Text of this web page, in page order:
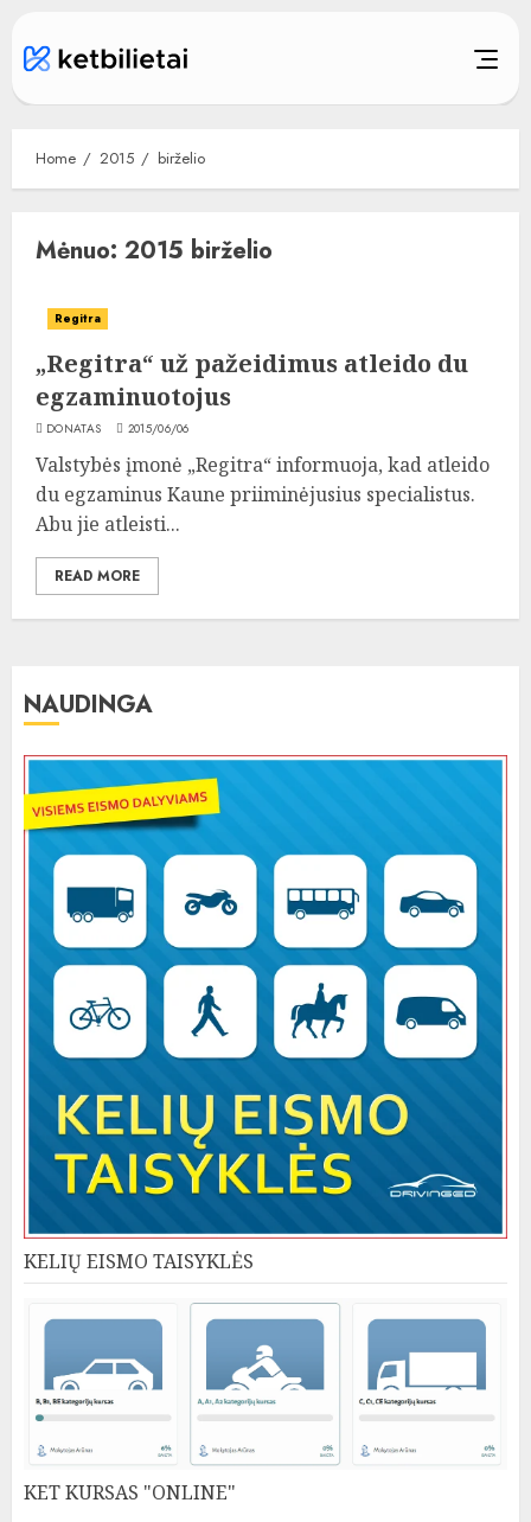
content
Home 2015 birželio
Mėnuo: 2015 birželio
Regitra
„Regitra“ už pažeidimus atleido du
egzaminuotojus
DONATAS 2015/06/06
Valstybės įmonė „Regitra“ informuoja, kad atleido
du egzaminus Kaune priiminėjusius specialistus.
Abu jie atleisti...
READ MORE
NAUDINGA
KELIŲ EISMO TAISYKLĖS
KET KURSAS "ONLINE"